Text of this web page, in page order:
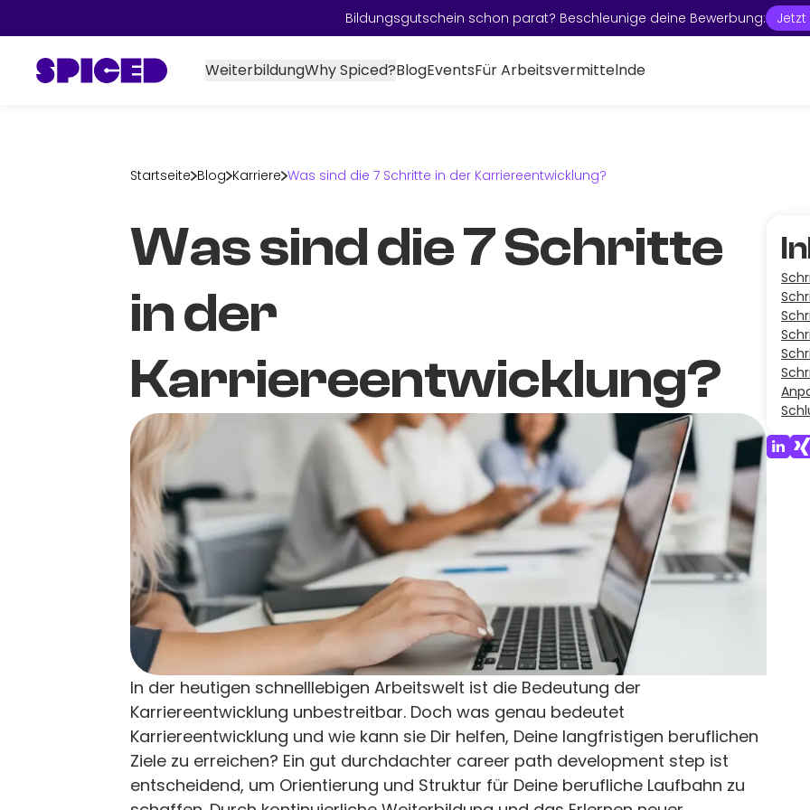
Bildungsgutschein schon parat? Beschleunige deine Bewerbung:
WeiterbildungWhy Spiced?BlogEventsFür Arbeitsvermittelnde
Startseite Blog Karriere Was sind die 7 Schritte in der Karriereentwicklung?
Was sind die 7 Schritte
in der
Karriereentwicklung?
In der heutigen schnelllebigen Arbeitswelt ist die Bedeutung der
Karriereentwicklung unbestreitbar. Doch was genau bedeutet
Karriereentwicklung und wie kann sie Dir helfen, Deine langfristigen beruflichen
Ziele zu erreichen? Ein gut durchdachter career path development step ist
entscheidend, um Orientierung und Struktur für Deine berufliche Laufbahn zu